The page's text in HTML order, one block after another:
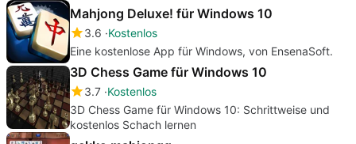
Mahjong Deluxe! für Windows 10
3.6 Kostenlos
Eine kostenlose App für Windows, von EnsenaSoft.
3D Chess Game für Windows 10
3.7 Kostenlos
3D Chess Game für Windows 10: Schrittweise und
kostenlos Schach lernen